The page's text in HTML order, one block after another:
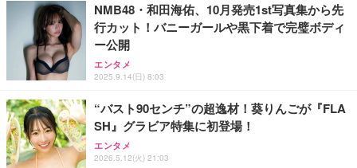
エレコム モニターアーム 17~49インチ対応 耐荷重2
0kg ガススプリング式 VESA ロングアーム ワイドモ
ニター対応 ブラック DPA-SL07BK
￥7,420
【MiniLED/24.5inch/280Hz/FHD】GRAPHT THE S
HOOTER Gaming Monitor 24” Essential ゲーミン
グモニター QD 24.5インチ 1ms FHD 量子ドット 残
像低減 (3年保証 | 輝点保証 | 日本メーカー)
￥34,980
寝ホン 睡眠用イヤホン 寝ながら 痛くない 超軽量2.8
g ASMR推薦 ワイヤレス Bluetooth6.1 柔軟性高 安
眠 仕事 ブルー
￥2,682
NMB48・和田海佑、10月発売1st写真集から先
行カット！バニーガールや黒下着で完璧ボディ
ー公開
エンタメ
2025.9.14(日) 8:03
“バスト90センチ”の超逸材！葵りんごが『FLA
SH』グラビア特集に初登場！
エンタメ
2026.5.12(火) 21:03